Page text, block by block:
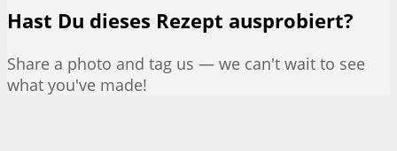
Hast Du dieses Rezept ausprobiert?
Share a photo and tag us — we can't wait to see
what you've made!